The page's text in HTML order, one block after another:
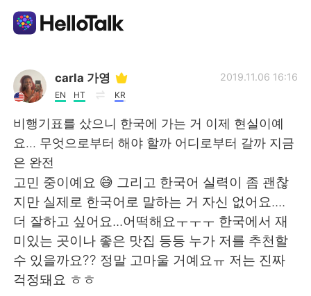
Language Exchange App
AI Grammar Checker
English
简体中文 繁體中文
Español العربية
Français
carla 가영
EN HT KR
2019.11.06 16:16
비행기표를 샀으니 한국에 가는 거 이제 현실이예
요... 무엇으로부터 해야 할까 어디로부터 갈까 지금
은 완전
고민 중이예요 😅 그리고 한국어 실력이 좀 괜찮
지만 실제로 한국어로 말하는 거 자신 없어요....
더 잘하고 싶어요...어떡해요ㅜㅜㅜ 한국에서 재
미있는 곳이나 좋은 맛집 등등 누가 저를 추천할
수 있을까요?? 정말 고마울 거예요ㅠ 저는 진짜
걱정돼요 ㅎㅎ